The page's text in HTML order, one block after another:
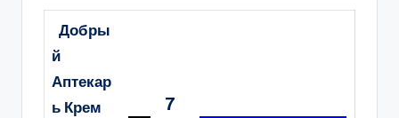
Добры
й
Аптекар
ь Крем
7